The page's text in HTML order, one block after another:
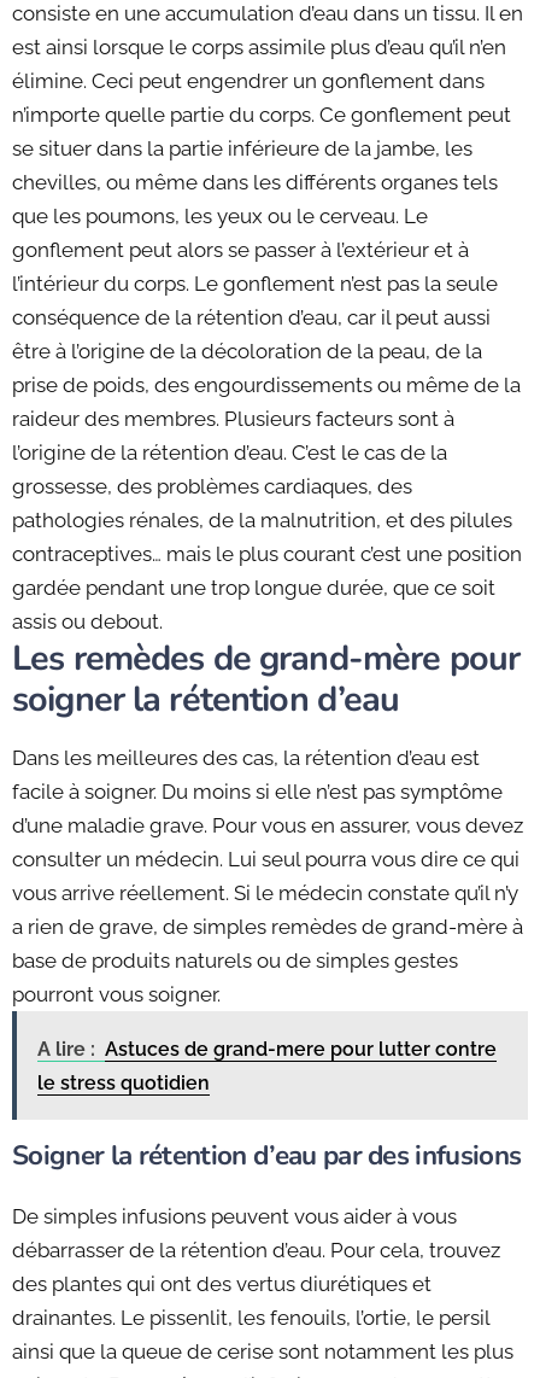
consiste en une accumulation d’eau dans un tissu. Il en
est ainsi lorsque le corps assimile plus d’eau qu’il n’en
élimine. Ceci peut engendrer un gonflement dans
n’importe quelle partie du corps. Ce gonflement peut
se situer dans la partie inférieure de la jambe, les
chevilles, ou même dans les différents organes tels
que les poumons, les yeux ou le cerveau. Le
gonflement peut alors se passer à l’extérieur et à
l’intérieur du corps. Le gonflement n’est pas la seule
conséquence de la rétention d’eau, car il peut aussi
être à l’origine de la décoloration de la peau, de la
prise de poids, des engourdissements ou même de la
raideur des membres. Plusieurs facteurs sont à
l’origine de la rétention d’eau. C’est le cas de la
grossesse, des problèmes cardiaques, des
pathologies rénales, de la malnutrition, et des pilules
contraceptives… mais le plus courant c’est une position
gardée pendant une trop longue durée, que ce soit
assis ou debout.
Les remèdes de grand-mère pour
soigner la rétention d’eau
Dans les meilleures des cas, la rétention d’eau est
facile à soigner. Du moins si elle n’est pas symptôme
d’une maladie grave. Pour vous en assurer, vous devez
consulter un médecin. Lui seul pourra vous dire ce qui
vous arrive réellement. Si le médecin constate qu’il n’y
a rien de grave, de simples remèdes de grand-mère à
base de produits naturels ou de simples gestes
pourront vous soigner.
A lire : Astuces de grand-mere pour lutter contre
le stress quotidien
Soigner la rétention d’eau par des infusions
De simples infusions peuvent vous aider à vous
débarrasser de la rétention d’eau. Pour cela, trouvez
des plantes qui ont des vertus diurétiques et
drainantes. Le pissenlit, les fenouils, l’ortie, le persil
ainsi que la queue de cerise sont notamment les plus